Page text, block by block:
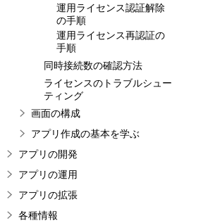
運用ライセンス認証解除
の手順
運用ライセンス再認証の
手順
同時接続数の確認方法
ライセンスのトラブルシュー
ティング
画面の構成
アプリ作成の基本を学ぶ
アプリの開発
アプリの運用
アプリの拡張
各種情報